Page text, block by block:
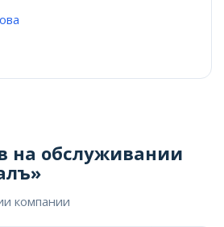
на обслуживании
компании